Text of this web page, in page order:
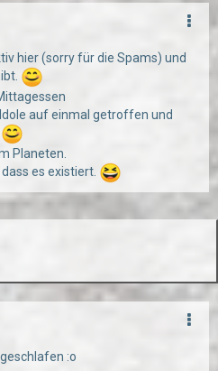
hier (sorry für die Spams) und
auf einmal getroffen und
Planeten.
es existiert.
:o